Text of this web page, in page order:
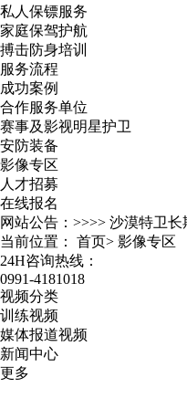
私人保镖服务
家庭保驾护航
搏击防身培训
服务流程
成功案例
合作服务单位
赛事及影视明星护卫
安防装备
影像专区
人才招募
在线报名
网站公告：>>>> 沙漠特卫长
当前位置： 首页> 影像专区
24H咨询热线：
0991-4181018
视频分类
训练视频
媒体报道视频
新闻中心
更多